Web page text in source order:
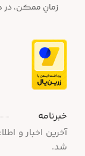
زمانِ ممکن، در
خبرنامه
آخرین اخبار و
شد.